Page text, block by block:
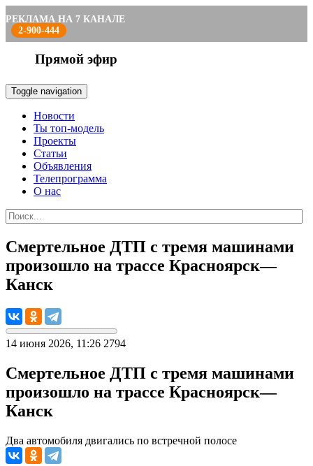
РЕКЛАМА НА 7 КАНАЛЕ
2-900-444
Прямой эфир
Toggle navigation
Новости
Ты топ-модель
Проекты
Статьи
Объявления
Телепрограмма
О нас
Смертельное ДТП с тремя машинами
произошло на трассе Красноярск—
Канск
14 июня 2026, 11:26 2794
Смертельное ДТП с тремя машинами
произошло на трассе Красноярск—
Канск
Два автомобиля двигались по встречной полосе